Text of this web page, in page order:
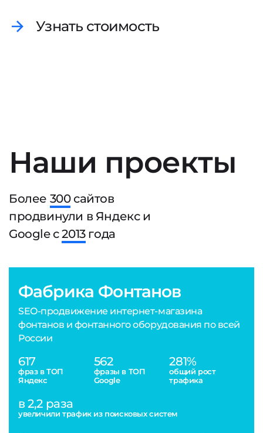
Узнать стоимость
Наши проекты
Более 300сайтов
продвинули в Яндекс и
Google с2013года
Фабрика Фонтанов
SEO-продвижение интернет-магазина
фонтанов и фонтанного оборудования по всей
России
617
фраз в ТОП
Яндекс
562
фразы в ТОП
Google
281%
общий рост
трафика
в 2,2 раза
увеличили трафик из поисковых систем